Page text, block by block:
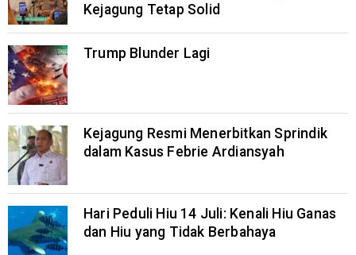
Kejagung Tetap Solid
Trump Blunder Lagi
Kejagung Resmi Menerbitkan Sprindik
dalam Kasus Febrie Ardiansyah
Hari Peduli Hiu 14 Juli: Kenali Hiu Ganas
dan Hiu yang Tidak Berbahaya